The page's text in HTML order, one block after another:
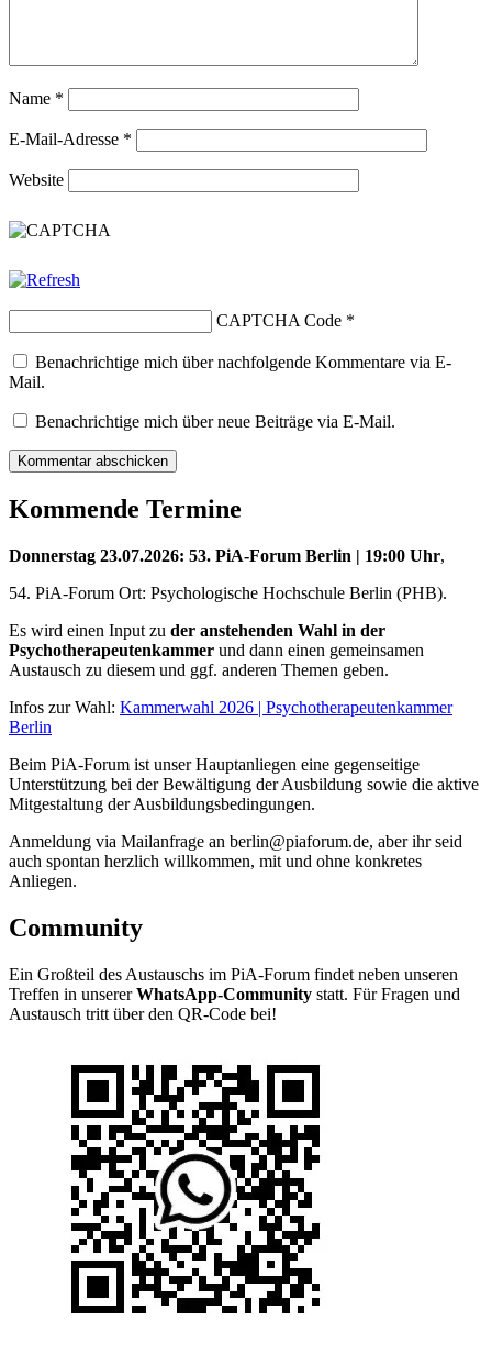
Name *
E-Mail-Adresse *
Website
CAPTCHA Code *
Benachrichtige mich über nachfolgende Kommentare via E-
Mail.
Benachrichtige mich über neue Beiträge via E-Mail.
Kommende Termine
Donnerstag 23.07.2026: 53. PiA-Forum Berlin | 19:00 Uhr,
54. PiA-Forum Ort: Psychologische Hochschule Berlin (PHB).
Es wird einen Input zu der anstehenden Wahl in der
Psychotherapeutenkammer und dann einen gemeinsamen
Austausch zu diesem und ggf. anderen Themen geben.
Infos zur Wahl: Kammerwahl 2026 | Psychotherapeutenkammer
Berlin
Beim PiA-Forum ist unser Hauptanliegen eine gegenseitige
Unterstützung bei der Bewältigung der Ausbildung sowie die aktive
Mitgestaltung der Ausbildungsbedingungen.
Anmeldung via Mailanfrage an berlin@piaforum.de, aber ihr seid
auch spontan herzlich willkommen, mit und ohne konkretes
Anliegen.
Community
Ein Großteil des Austauschs im PiA-Forum findet neben unseren
Treffen in unsererWhatsApp-Community statt. Für Fragen und
Austausch tritt über den QR-Code bei!